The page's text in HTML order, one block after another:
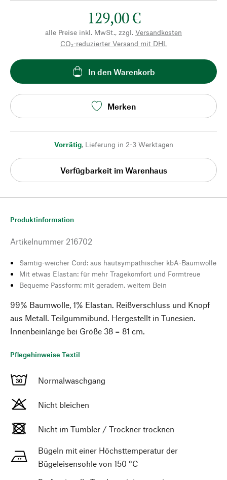
129,00 €
alle Preise inkl. MwSt., zzgl. Versandkosten
CO₂-reduzierter Versand mit DHL
In den Warenkorb
Merken
Vorrätig, Lieferung in 2-3 Werktagen
Verfügbarkeit im Warenhaus
Produktinformation
Artikelnummer 216702
Samtig-weicher Cord: aus hautsympathischer kbA-Baumwolle
Mit etwas Elastan: für mehr Tragekomfort und Formtreue
Bequeme Passform: mit geradem, weitem Bein
99% Baumwolle, 1% Elastan. Reißverschluss und Knopf
aus Metall. Teilgummibund. Hergestellt in Tunesien.
Innenbeinlänge bei Größe 38 = 81 cm.
Pflegehinweise Textil
Normalwaschgang
Nicht bleichen
Nicht im Tumbler / Trockner trocknen
Bügeln mit einer Höchsttemperatur der
Bügeleisensohle von 150 °C